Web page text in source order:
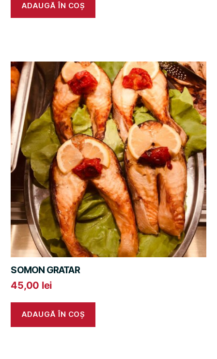
ADAUGĂ ÎN COȘ
SOMON GRATAR
45,00 lei
ADAUGĂ ÎN COȘ